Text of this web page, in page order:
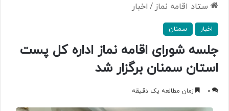
ستاد اقامه نماز / اخبار
اخبار سمنان
جلسه شورای اقامه نماز اداره کل پست
استان سمنان برگزار شد
0 زمان مطالعه یک دقیقه